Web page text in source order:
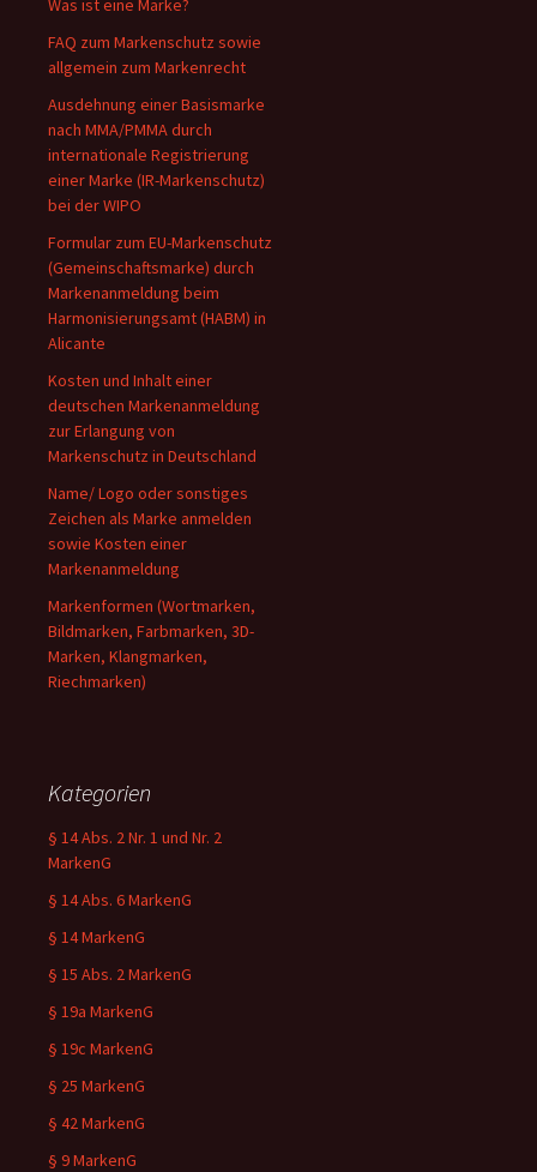
Was ist eine Marke?
FAQ zum Markenschutz sowie
allgemein zum Markenrecht
Ausdehnung einer Basismarke
nach MMA/PMMA durch
internationale Registrierung
einer Marke (IR-Markenschutz)
bei der WIPO
Formular zum EU-Markenschutz
(Gemeinschaftsmarke) durch
Markenanmeldung beim
Harmonisierungsamt (HABM) in
Alicante
Kosten und Inhalt einer
deutschen Markenanmeldung
zur Erlangung von
Markenschutz in Deutschland
Name/ Logo oder sonstiges
Zeichen als Marke anmelden
sowie Kosten einer
Markenanmeldung
Markenformen (Wortmarken,
Bildmarken, Farbmarken, 3D-
Marken, Klangmarken,
Riechmarken)
Kategorien
§ 14 Abs. 2 Nr. 1 und Nr. 2
MarkenG
§ 14 Abs. 6 MarkenG
§ 14 MarkenG
§ 15 Abs. 2 MarkenG
§ 19a MarkenG
§ 19c MarkenG
§ 25 MarkenG
§ 42 MarkenG
§ 9 MarkenG